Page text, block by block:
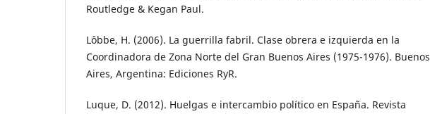
Routledge & Kegan Paul.
Lôbbe, H. (2006). La guerrilla fabril. Clase obrera e izquierda en la
Coordinadora de Zona Norte del Gran Buenos Aires (1975-1976). Buenos
Aires, Argentina: Ediciones RyR.
Luque, D. (2012). Huelgas e intercambio político en España. Revista